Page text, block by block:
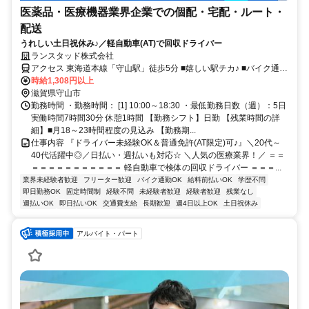
医薬品・医療機器業界企業での個配・宅配・ルート・
配送
うれしい土日祝休み♪／軽自動車(AT)で回収ドライバー
ランスタッド株式会社
アクセス 東海道本線「守山駅」徒歩5分 ■嬉しい駅チカ♪ ■バイク通勤
OK！(車通勤の方応相談)
時給1,308円以上
滋賀県守山市
勤務時間 ・勤務時間： [1] 10:00～18:30 ・最低勤務日数（週）：5日
実働時間7時間30分 休憩1時間 【勤務シフト】日勤 【残業時間の詳
細】■月18～23時間程度の見込み 【勤務期...
仕事内容 『ドライバー未経験OK＆普通免許(AT限定)可♪』＼20代～
40代活躍中◎／日払い・週払いも対応☆ ＼人気の医療業界！／ ＝＝
＝＝＝＝＝＝＝＝＝＝＝ 軽自動車で検体の回収ドライバー ＝＝＝...
業界未経験者歓迎 フリーター歓迎 バイク通勤OK 給料前払いOK
学歴不問
即日勤務OK
固定時間制 経験不問 未経験者歓迎 経験者歓迎
残業なし
週払いOK
即日払いOK 交通費支給 長期歓迎 週4日以上OK 土日祝休み
アルバイト・パート